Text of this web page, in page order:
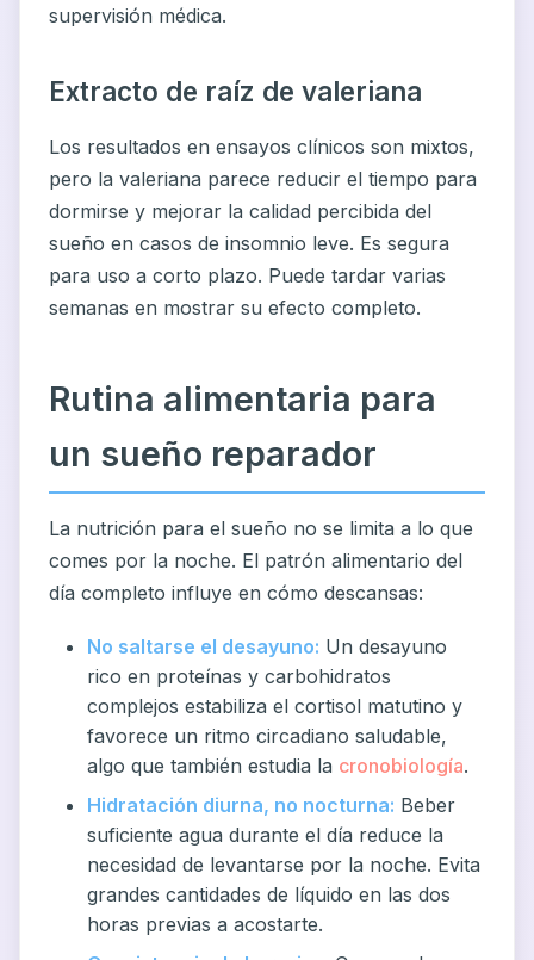
supervisión médica.
Extracto de raíz de valeriana
Los resultados en ensayos clínicos son mixtos,
pero la valeriana parece reducir el tiempo para
dormirse y mejorar la calidad percibida del
sueño en casos de insomnio leve. Es segura
para uso a corto plazo. Puede tardar varias
semanas en mostrar su efecto completo.
Rutina alimentaria para
un sueño reparador
La nutrición para el sueño no se limita a lo que
comes por la noche. El patrón alimentario del
día completo influye en cómo descansas:
No saltarse el desayuno: Un desayuno
rico en proteínas y carbohidratos
complejos estabiliza el cortisol matutino y
favorece un ritmo circadiano saludable,
algo que también estudia la cronobiología.
Hidratación diurna, no nocturna: Beber
suficiente agua durante el día reduce la
necesidad de levantarse por la noche. Evita
grandes cantidades de líquido en las dos
horas previas a acostarte.